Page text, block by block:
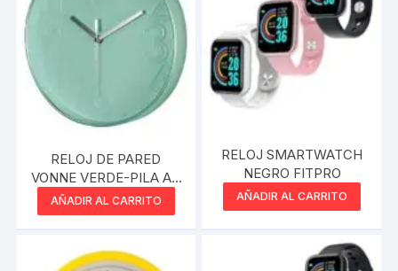
RELOJ DE PARED
VONNE VERDE-PILA AA
x1 30CM
AÑADIR AL CARRITO
RELOJ SMARTWATCH
NEGRO FITPRO
AÑADIR AL CARRITO